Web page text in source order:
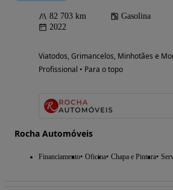
82 703 km Gasolina
2022
Viatodos, Grimancelos, Minhotães e
Profissional • Para o topo
Rocha Automóveis
Financiamento Oficina Chapa e Pintura